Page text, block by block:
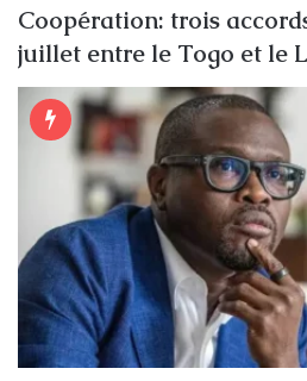
Coopération: trois
juillet entre le Togo et le